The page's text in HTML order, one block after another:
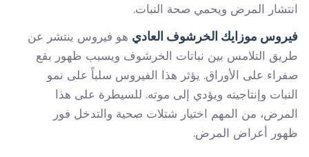
انتشار المرض ويحمي صحة النبات.
فيروس موزايك الخرشوف العادي هو فيروس ينتشر عن
طريق التلامس بين نباتات الخرشوف ويسبب ظهور بقع
صفراء على الأوراق. يؤثر هذا الفيروس سلباً على نمو
النبات وإنتاجيته ويؤدي إلى موته. للسيطرة على هذا
المرض، من المهم اختيار شتلات صحية والتدخل فور
ظهور أعراض المرض.